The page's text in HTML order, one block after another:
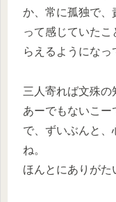
か、常に孤独で、
って感じていた
らえるようになっ
三人寄れば文殊の
あーでもないこー
で、ずいぶんと、
ね。
ほんとにありがた